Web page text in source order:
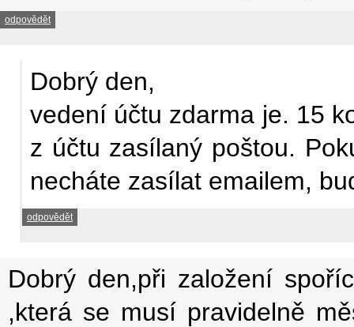
odpovědět
Dobrý den,
vedení účtu zdarma je. 15
z účtu zasílaný poštou.
necháte zasílat emailem,
odpovědět
Dobrý den,při založení
,která se musí pravidelně